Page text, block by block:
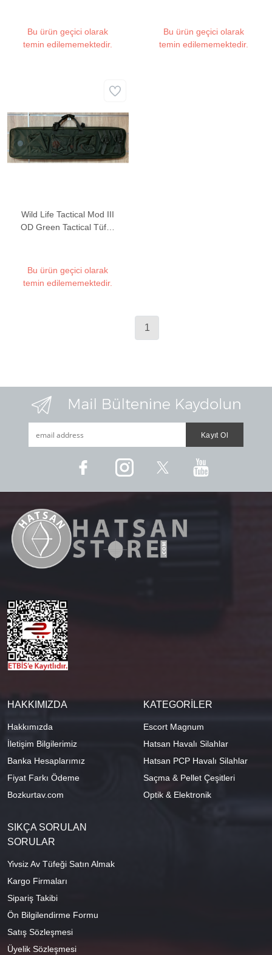
Bu ürün geçici olarak
temin edilememektedir.
Bu ürün geçici olarak
temin edilememektedir.
Wild Life Tactical Mod III
OD Green Tactical Tüfek
Bu ürün geçici olarak
temin edilememektedir.
1
HAKKIMIZDA
Hakkımızda
İletişim Bilgilerimiz
Banka Hesaplarımız
Fiyat Farkı Ödeme
Bozkurtav.com
KATEGORİLER
Escort Magnum
Hatsan Havalı Silahlar
Hatsan PCP Havalı Silahlar
Saçma & Pellet Çeşitleri
Optik & Elektronik
SIKÇA SORULAN
SORULAR
Yivsiz Av Tüfeği Satın Almak
Kargo Firmaları
Sipariş Takibi
Ön Bilgilendirme Formu
Satış Sözleşmesi
Üyelik Sözleşmesi